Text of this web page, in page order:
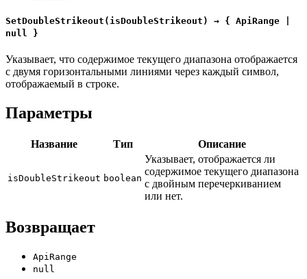
SetDoubleStrikeout(isDoubleStrikeout) → { ApiRange |
null }
Указывает, что содержимое текущего диапазона отображается
с двумя горизонтальными линиями через каждый символ,
отображаемый в строке.
Параметры
Название Тип Описание
isDoubleStrikeout boolean
Указывает, отображается ли
содержимое текущего диапазона
с двойным перечеркиванием
или нет.
Возвращает
ApiRange
null